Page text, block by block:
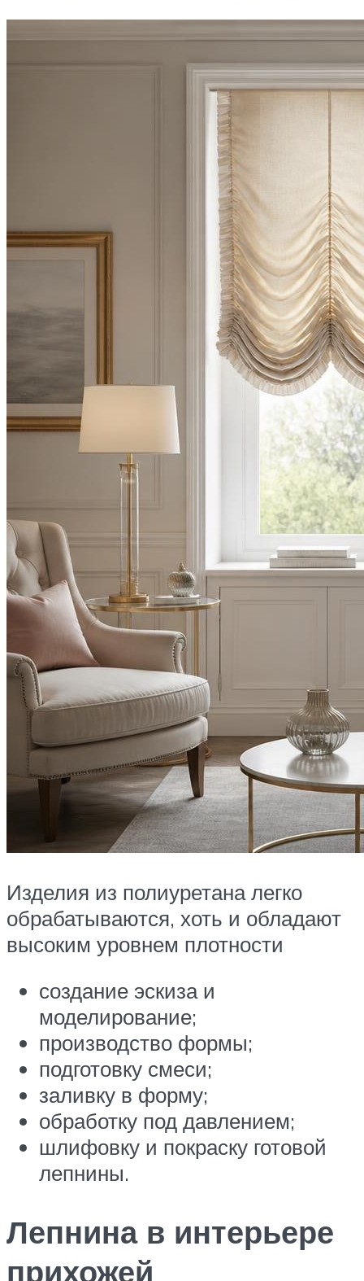
Изделия из полиуретана легко
обрабатываются, хоть и обладают
высоким уровнем плотности
создание эскиза и
моделирование;
производство формы;
подготовку смеси;
заливку в форму;
обработку под давлением;
шлифовку и покраску готовой
лепнины.
Лепнина в интерьере
прихожей